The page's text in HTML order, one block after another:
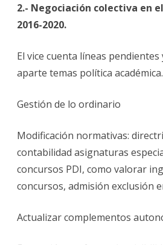
2.- Negociación colectiva en
2016-2020.
El vice cuenta líneas
aparte temas política académica.
Gestión de lo ordinario
Modificación normativas:
contabilidad asignaturas
concursos PDI, como valorar
concursos, admisión exclusión
Actualizar complementos